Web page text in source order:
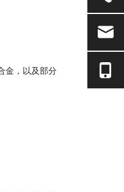
金，以及部分